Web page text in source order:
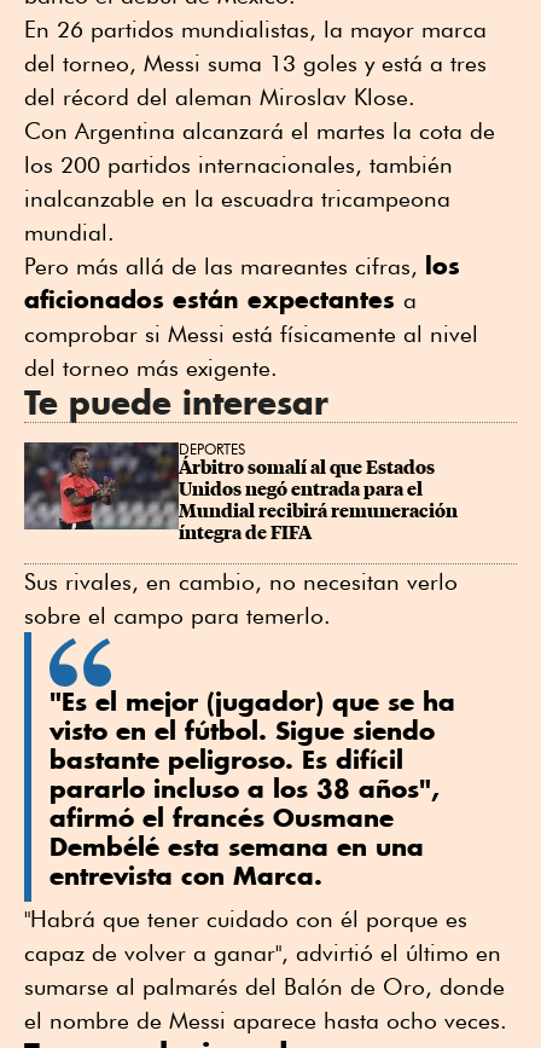
En 26 partidos mundialistas, la mayor marca
del torneo, Messi suma 13 goles y está a tres
del récord del aleman Miroslav Klose.
Con Argentina alcanzará el martes la cota de
los 200 partidos internacionales, también
inalcanzable en la escuadra tricampeona
mundial.
Pero más allá de las mareantes cifras, los
aficionados están expectantes a
comprobar si Messi está físicamente al nivel
del torneo más exigente.
Te puede interesar
DEPORTES
Árbitro somalí al que Estados
Unidos negó entrada para el
Mundial recibirá remuneración
íntegra de FIFA
Sus rivales, en cambio, no necesitan verlo
sobre el campo para temerlo.
"Es el mejor (jugador) que se ha
visto en el fútbol. Sigue siendo
bastante peligroso. Es difícil
pararlo incluso a los 38 años",
afirmó el francés Ousmane
Dembélé esta semana en una
entrevista con Marca.
"Habrá que tener cuidado con él porque es
capaz de volver a ganar", advirtió el último en
sumarse al palmarés del Balón de Oro, donde
el nombre de Messi aparece hasta ocho veces.